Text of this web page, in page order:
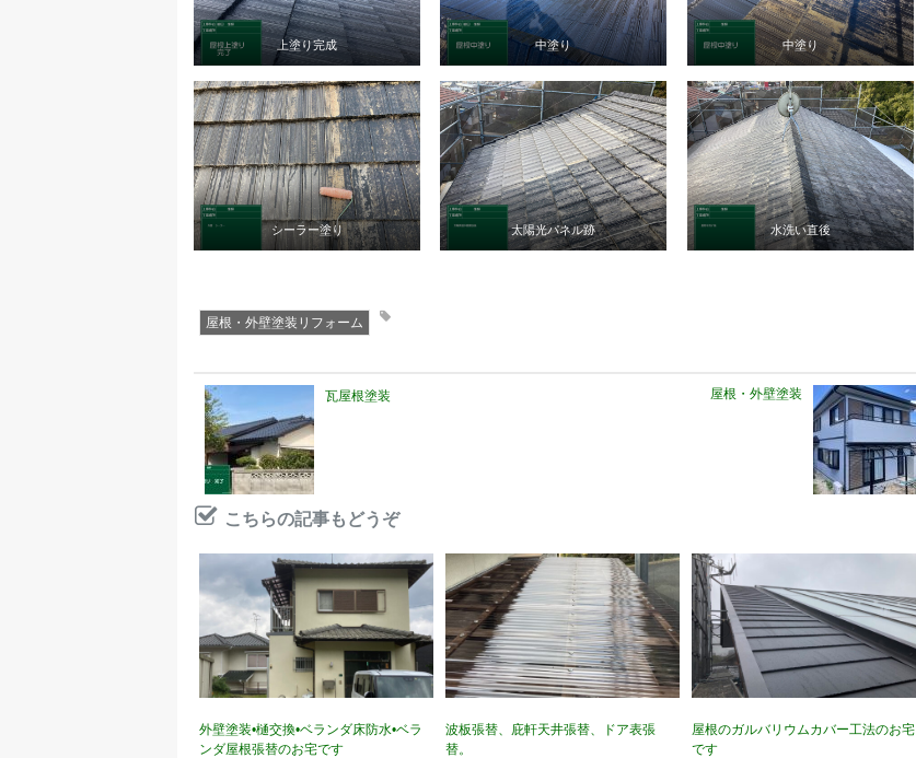
上塗り完成 中塗り 中塗り
シーラー塗り 太陽光パネル跡 水洗い直後
屋根・外壁塗装リフォーム
瓦屋根塗装 屋根・外壁塗装
こちらの記事もどうぞ
外壁塗装•樋交換•ベランダ床防水•ベラ
ンダ屋根張替のお宅です
波板張替、庇軒天井張替、ドア表張
替。
屋根のガルバリウムカバー工法のお宅
です